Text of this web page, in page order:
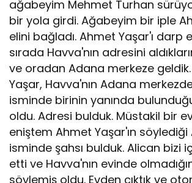
ağabeyim Mehmet Turhan
bir yola girdi. Ağabeyim bir iple
elini bağladı. Ahmet Yaşar'ı darp
sırada Havva'nın adresini
ve oradan Adana merkeze
Yaşar, Havva'nın Adana
isminde birinin yanında
oldu. Adresi bulduk. Müstakil bir
eniştem Ahmet Yaşar'ın söylediği
isminde şahsı bulduk. Alican bizi
etti ve Havva'nın evinde
söylemiş oldu. Evden çıktık ve